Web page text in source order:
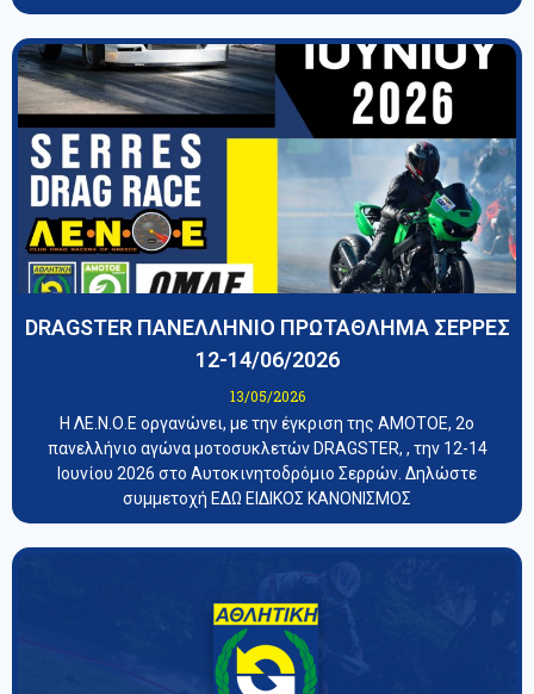
DRAGSTER ΠΑΝΕΛΛΗΝΙΟ ΠΡΩΤΑΘΛΗΜΑ ΣΕΡΡΕΣ
12-14/06/2026
13/05/2026
Η ΛΕ.Ν.Ο.Ε οργανώνει, με την έγκριση της ΑΜΟΤΟΕ, 2ο
πανελλήνιο αγώνα μοτοσυκλετών DRAGSTER, , την 12-14
Ιουνίου 2026 στο Αυτοκινητοδρόμιο Σερρών. Δηλώστε
συμμετοχή ΕΔΩ ΕΙΔΙΚΟΣ ΚΑΝΟΝΙΣΜΟΣ